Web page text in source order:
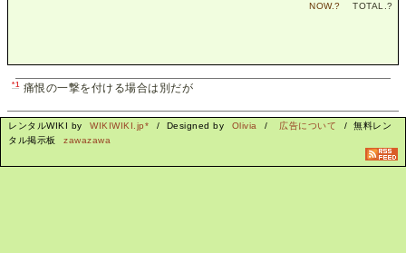
NOW.? TOTAL.?
*1 痛恨の一撃を付ける場合は別だが
レンタルWIKI by WIKIWIKI.jp* / Designed by Olivia / 広告について
/ 無料レン
タル掲示板
zawazawa